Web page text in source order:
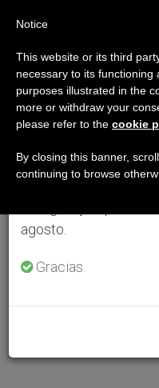
Aviso
Del 27 de julio al 7
anual, aprovechando
se generan menos
agosto.
Gracias.
Notice
This website or its third
necessary to its
purposes illustrated in the
more or withdraw your
please refer to the cookie
By closing this banner,
continuing to browse